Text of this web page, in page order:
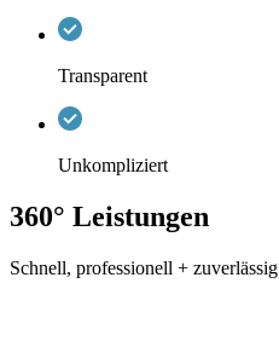
Transparent
Unkompliziert
360° Leistungen
Schnell, professionell + zuverlässig